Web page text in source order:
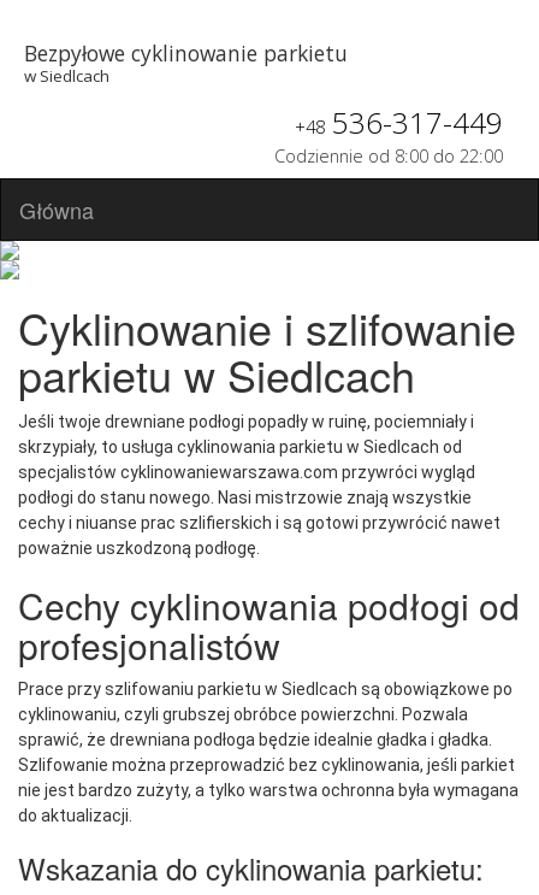
Bezpyłowe cyklinowanie parkietu
w Siedlcach
+48 536-317-449
Codziennie od 8:00 do 22:00
Główna
Cyklinowanie i szlifowanie
parkietu w Siedlcach
Jeśli twoje drewniane podłogi popadły w ruinę, pociemniały i
skrzypiały, to usługa cyklinowania parkietu w Siedlcach od
specjalistów cyklinowaniewarszawa.com przywróci wygląd
podłogi do stanu nowego. Nasi mistrzowie znają wszystkie
cechy i niuanse prac szlifierskich i są gotowi przywrócić nawet
poważnie uszkodzoną podłogę.
Cechy cyklinowania podłogi od
profesjonalistów
Prace przy szlifowaniu parkietu w Siedlcach są obowiązkowe po
cyklinowaniu, czyli grubszej obróbce powierzchni. Pozwala
sprawić, że drewniana podłoga będzie idealnie gładka i gładka.
Szlifowanie można przeprowadzić bez cyklinowania, jeśli parkiet
nie jest bardzo zużyty, a tylko warstwa ochronna była wymagana
do aktualizacji.
Wskazania do cyklinowania parkietu: